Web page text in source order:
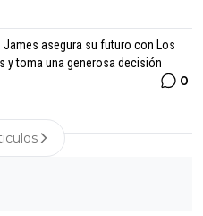
James asegura su futuro con Los
y toma una generosa decisión
0